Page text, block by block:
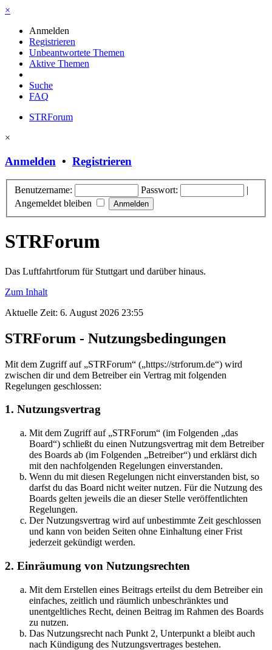
×
Anmelden
Registrieren
Unbeantwortete Themen
Aktive Themen
Suche
FAQ
STRForum
×
Anmelden • Registrieren
Benutzername: Passwort:
|
Angemeldet bleiben
STRForum
Das Luftfahrtforum für Stuttgart und darüber hinaus.
Zum Inhalt
Aktuelle Zeit: 6. August 2026 23:55
STRForum - Nutzungsbedingungen
Mit dem Zugriff auf „STRForum“ („https://strforum.de“) wird
zwischen dir und dem Betreiber ein Vertrag mit folgenden
Regelungen geschlossen:
1. Nutzungsvertrag
Mit dem Zugriff auf „STRForum“ (im Folgenden „das
Board“) schließt du einen Nutzungsvertrag mit dem Betreiber
des Boards ab (im Folgenden „Betreiber“) und erklärst dich
mit den nachfolgenden Regelungen einverstanden.
Wenn du mit diesen Regelungen nicht einverstanden bist, so
darfst du das Board nicht weiter nutzen. Für die Nutzung des
Boards gelten jeweils die an dieser Stelle veröffentlichten
Regelungen.
Der Nutzungsvertrag wird auf unbestimmte Zeit geschlossen
und kann von beiden Seiten ohne Einhaltung einer Frist
jederzeit gekündigt werden.
2. Einräumung von Nutzungsrechten
Mit dem Erstellen eines Beitrags erteilst du dem Betreiber ein
einfaches, zeitlich und räumlich unbeschränktes und
unentgeltliches Recht, deinen Beitrag im Rahmen des Boards
zu nutzen.
Das Nutzungsrecht nach Punkt 2, Unterpunkt a bleibt auch
nach Kündigung des Nutzungsvertrages bestehen.